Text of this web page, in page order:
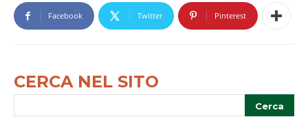
Facebook Twitter Pinterest
CERCA NEL SITO